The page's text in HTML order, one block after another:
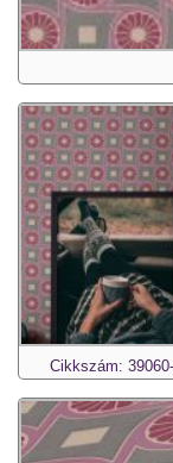
Cikkszám: